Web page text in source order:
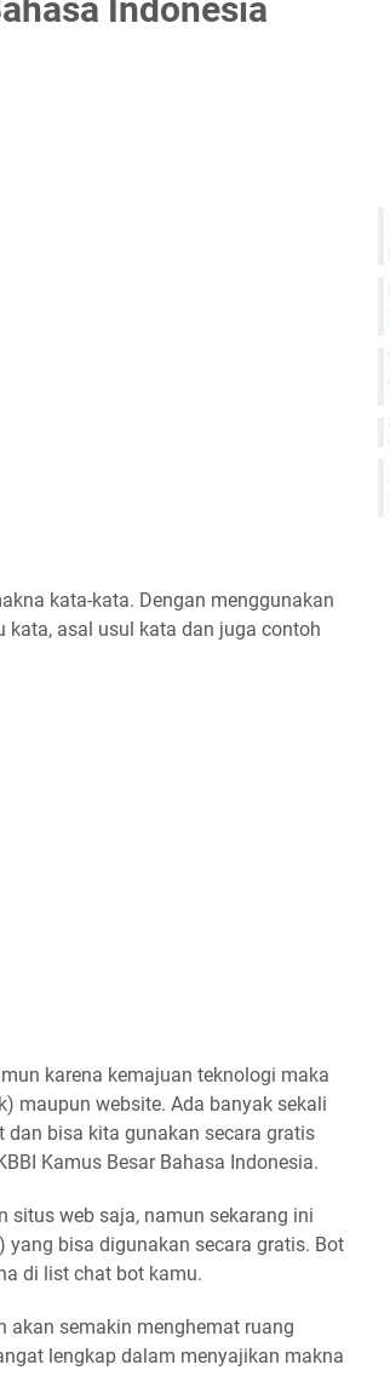
Indonesia
kata-kata. Dengan menggunakan
kata, asal usul kata dan juga contoh
karena kemajuan teknologi maka
maupun website. Ada banyak sekali
bisa kita gunakan secara gratis
Kamus Besar Bahasa Indonesia.
situs web saja, namun sekarang ini
yang bisa digunakan secara gratis. Bot
di list chat bot kamu.
akan semakin menghemat ruang
lengkap dalam menyajikan makna